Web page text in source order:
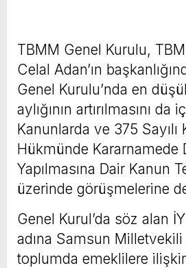
TBMM Genel Kurulu,
Celal Adan’ın
Genel Kurulu’nda en
aylığının artırılmasını da
Kanunlarda ve 375 Sayılı
Hükmünde Kararnamede
Yapılmasına Dair Kanun
üzerinde görüşmelerine
Genel Kurul’da söz alan
adına Samsun Milletvekili
toplumda emeklilere